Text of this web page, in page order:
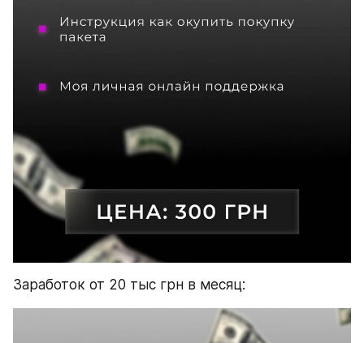
Заработок от 20 тыс грн в месяц: